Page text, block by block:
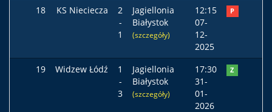
18 KS Nieciecza
2
-
1
Jagiellonia
Białystok
(szczegóły)
12:15
07-
12-
2025
P
19 Widzew Łódź
1
-
3
Jagiellonia
Białystok
(szczegóły)
17:30
31-
01-
2026
Z